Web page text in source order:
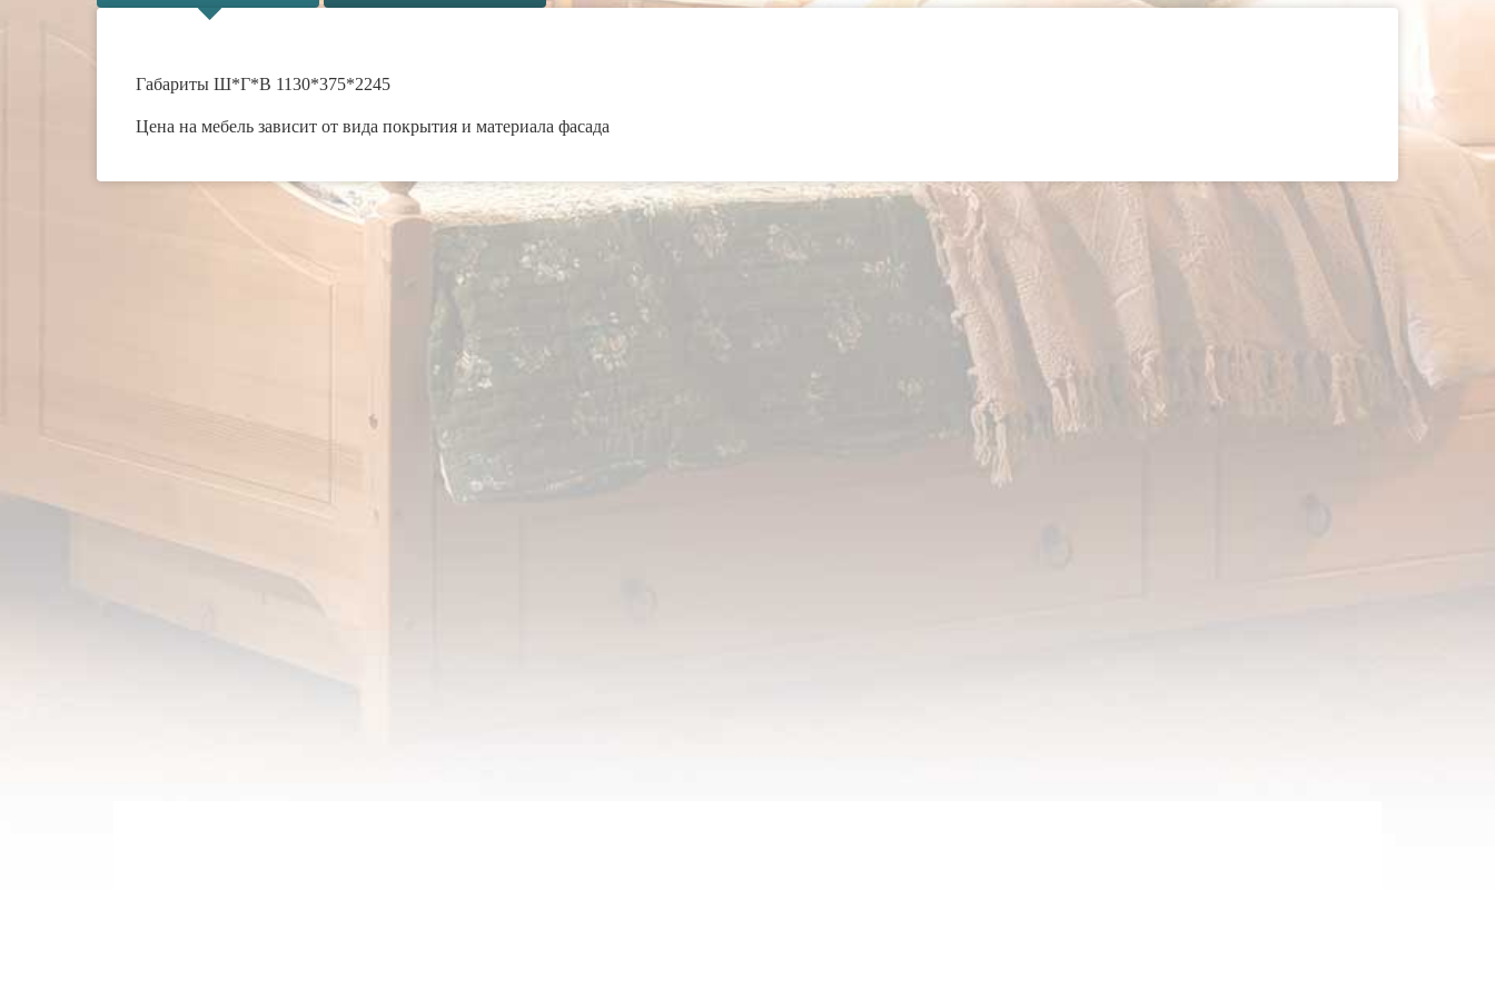
Габариты Ш*Г*В 1130*375*2245
Цена на мебель зависит от вида покрытия и материала фасада